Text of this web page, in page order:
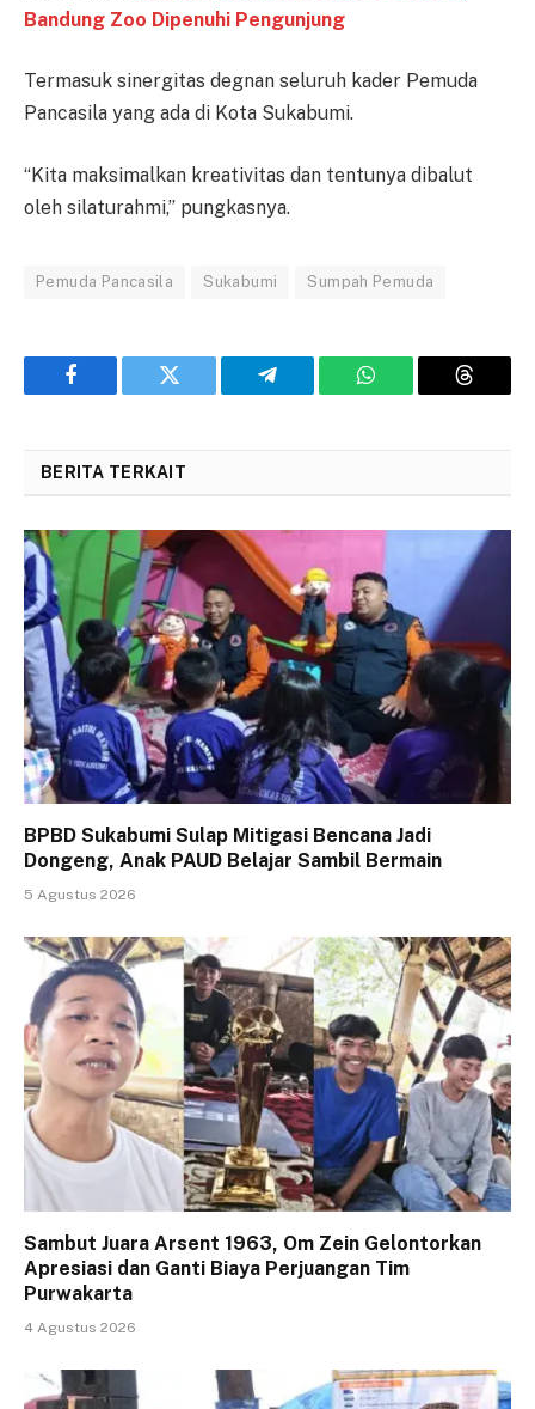
Bandung Zoo Dipenuhi Pengunjung
Termasuk sinergitas degnan seluruh kader Pemuda
Pancasila yang ada di Kota Sukabumi.
“Kita maksimalkan kreativitas dan tentunya dibalut
oleh silaturahmi,” pungkasnya.
Pemuda Pancasila Sukabumi Sumpah Pemuda
Facebook Twitter Telegram WhatsApp Threads
BERITA TERKAIT
BPBD Sukabumi Sulap Mitigasi Bencana Jadi
Dongeng, Anak PAUD Belajar Sambil Bermain
5 Agustus 2026
Sambut Juara Arsent 1963, Om Zein Gelontorkan
Apresiasi dan Ganti Biaya Perjuangan Tim
Purwakarta
4 Agustus 2026